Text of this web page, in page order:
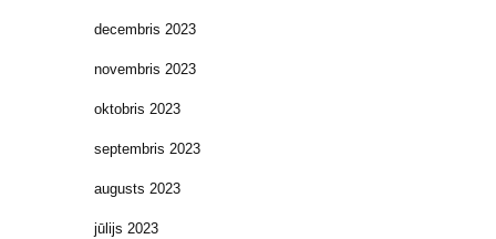
decembris 2023
novembris 2023
oktobris 2023
septembris 2023
augusts 2023
jūlijs 2023